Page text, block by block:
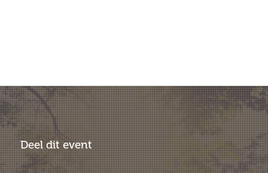
Deel dit event